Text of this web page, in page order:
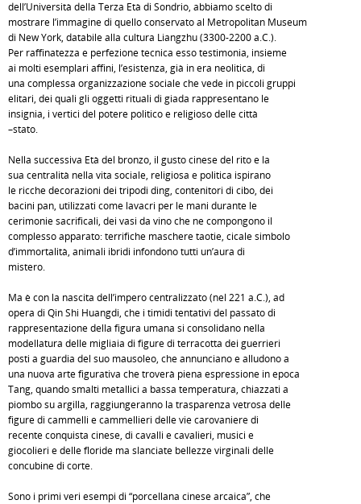
dell’Università della Terza Età di Sondrio, abbiamo scelto di
mostrare l’immagine di quello conservato al Metropolitan Museum
di New York, databile alla cultura Liangzhu (3300-2200 a.C.).
Per raffinatezza e perfezione tecnica esso testimonia, insieme
ai molti esemplari affini, l’esistenza, già in era neolitica, di
una complessa organizzazione sociale che vede in piccoli gruppi
elitari, dei quali gli oggetti rituali di giada rappresentano le
insignia, i vertici del potere politico e religioso delle città
–stato.
Nella successiva Età del bronzo, il gusto cinese del rito e la
sua centralità nella vita sociale, religiosa e politica ispirano
le ricche decorazioni dei tripodi ding, contenitori di cibo, dei
bacini pan, utilizzati come lavacri per le mani durante le
cerimonie sacrificali, dei vasi da vino che ne compongono il
complesso apparato: terrifiche maschere taotie, cicale simbolo
d’immortalità, animali ibridi infondono tutti un’aura di
mistero.
Ma è con la nascita dell’impero centralizzato (nel 221 a.C.), ad
opera di Qin Shi Huangdi, che i timidi tentativi del passato di
rappresentazione della figura umana si consolidano nella
modellatura delle migliaia di figure di terracotta dei guerrieri
posti a guardia del suo mausoleo, che annunciano e alludono a
una nuova arte figurativa che troverà piena espressione in epoca
Tang, quando smalti metallici a bassa temperatura, chiazzati a
piombo su argilla, raggiungeranno la trasparenza vetrosa delle
figure di cammelli e cammellieri delle vie carovaniere di
recente conquista cinese, di cavalli e cavalieri, musici e
giocolieri e delle floride ma slanciate bellezze virginali delle
concubine di corte.
Sono i primi veri esempi di “porcellana cinese arcaica”, che